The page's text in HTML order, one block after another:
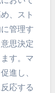
、スト
管理す
思決定
す。マ
進し、
応する